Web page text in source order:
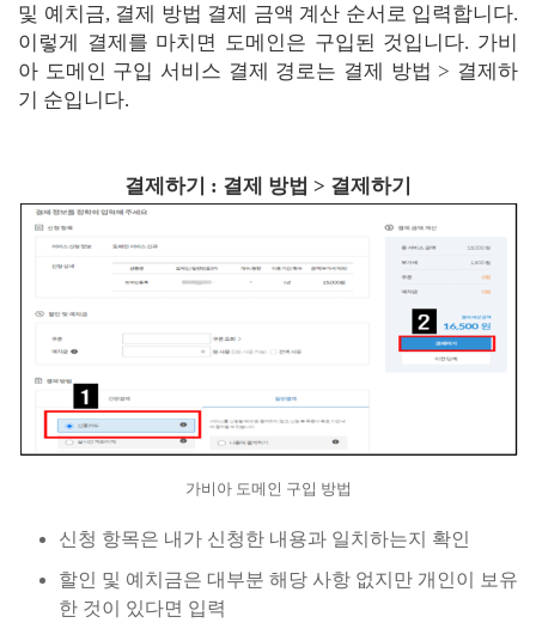
및 예치금, 결제 방법 결제 금액 계산 순서로 입력합니다.
이렇게 결제를 마치면 도메인은 구입된 것입니다. 가비
아 도메인 구입 서비스 결제 경로는 결제 방법 > 결제하
기 순입니다.
결제하기 : 결제 방법 > 결제하기
가비아 도메인 구입 방법
신청 항목은 내가 신청한 내용과 일치하는지 확인
할인 및 예치금은 대부분 해당 사항 없지만 개인이 보유
한 것이 있다면 입력